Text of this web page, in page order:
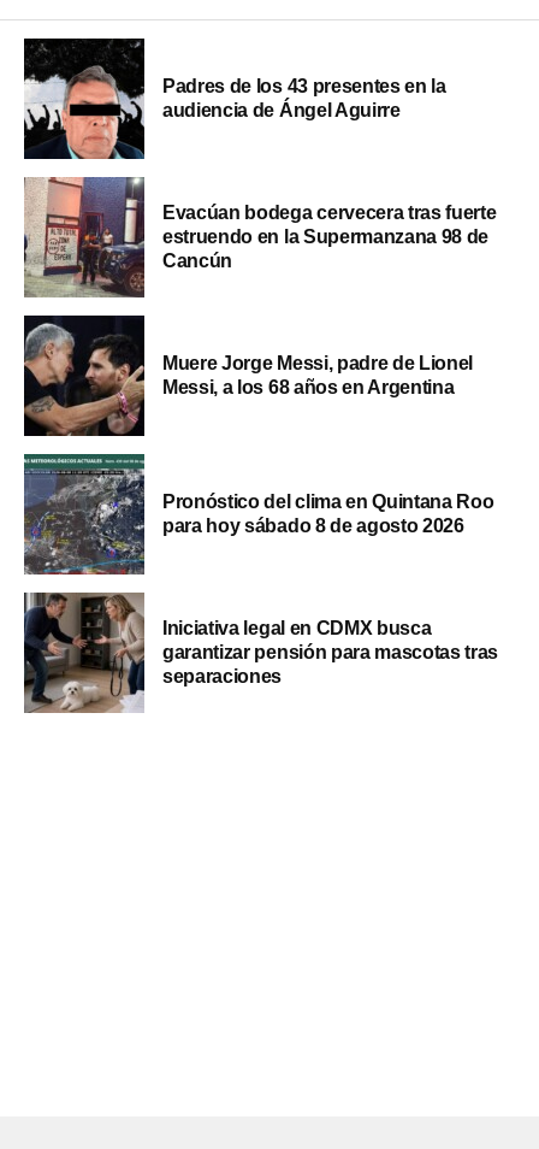
Padres de los 43 presentes en la
audiencia de Ángel Aguirre
Evacúan bodega cervecera tras fuerte
estruendo en la Supermanzana 98 de
Cancún
Muere Jorge Messi, padre de Lionel
Messi, a los 68 años en Argentina
Pronóstico del clima en Quintana Roo
para hoy sábado 8 de agosto 2026
Iniciativa legal en CDMX busca
garantizar pensión para mascotas tras
separaciones